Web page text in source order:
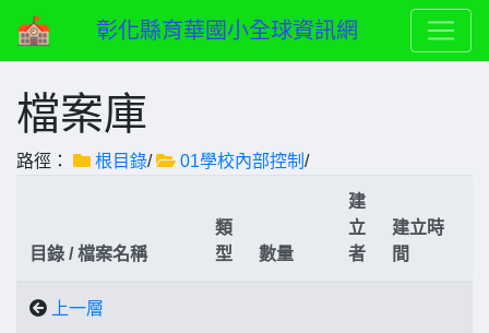
彰化縣育華國小全球資訊網
檔案庫
路徑： 根目錄/ 01學校內部控制 /
目錄 / 檔案名稱
類
型
數量
建
立
者
建立時
間
上一層